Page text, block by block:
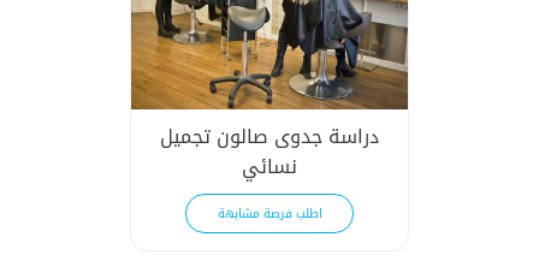
دراسة جدوى صالون تجميل
نسائي
اطلب فرصة مشابهة